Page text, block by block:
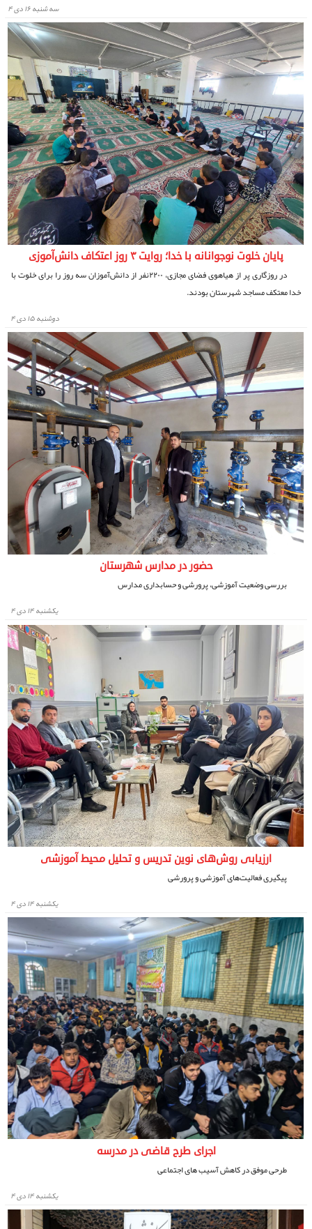
سه شنبه ۱۶ دی ۴
پایان خلوت نوجوانانه با خدا؛ روایت ۳ روز اعتکاف دانش‌آموزی
در روزگاری پر از هیاهوی فضای مجازی، ۲۲۰۰نفر از دانش‌آموزان سه روز را برای خلوت با
خدا معتکف مساجد شهرستان بودند.
دوشنبه ۱۵ دی ۴
حضور در مدارس شهرستان
بررسی وضعیت آموزشی، پرورشی و حسابداری مدارس
يكشنبه ۱۴ دی ۴
ارزیابی روش‌های نوین تدریس و تحلیل محیط آموزشی
پیگیری فعالیت‌های آموزشی و پرورشی
يكشنبه ۱۴ دی ۴
اجرای طرح قاضی در مدرسه
طرحی موفق در کاهش آسیب های اجتماعی
يكشنبه ۱۴ دی ۴